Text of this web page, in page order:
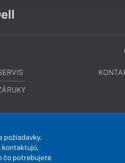
požiadavky.
kontaktujú,
čo potrebujete